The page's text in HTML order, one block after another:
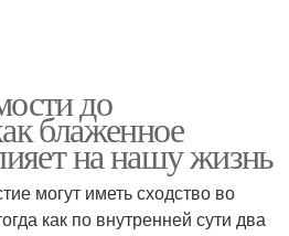
до
блаженное
на нашу жизнь
могут иметь сходство во
как по внутренней сути два